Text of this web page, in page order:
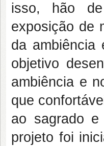
isso, hão de
exposição de
da ambiência
objetivo
ambiência e
que
ao sagrado
projeto foi